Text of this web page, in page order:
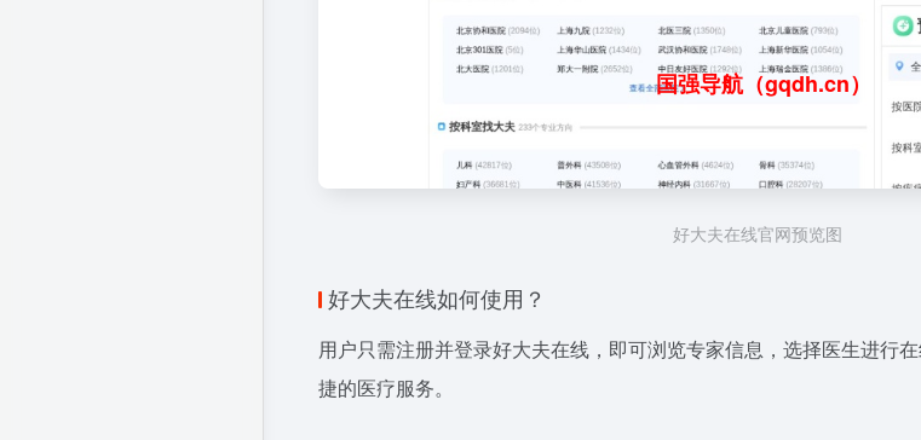
国强导航（gqdh.cn）
好大夫在线官网预览图
好大夫在线如何使用？
用户只需注册并登录好大夫在线，即可浏览专家信息，选择医生进行
捷的医疗服务。